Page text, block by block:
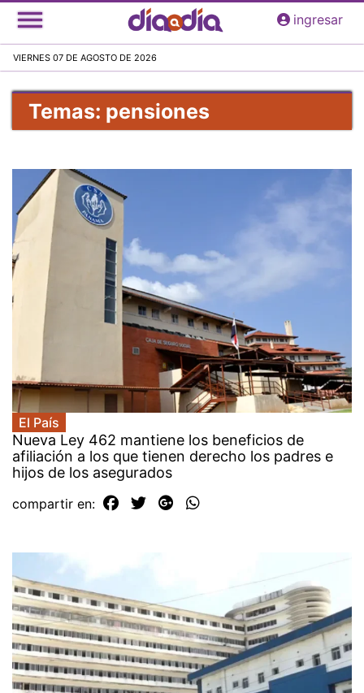
Pasar
al
principal
ingresar
VIERNES 07 DE AGOSTO DE 2026
Temas: pensiones
El País
Nueva Ley 462 mantiene los beneficios de
afiliación a los que tienen derecho los padres e
hijos de los asegurados
compartir en: